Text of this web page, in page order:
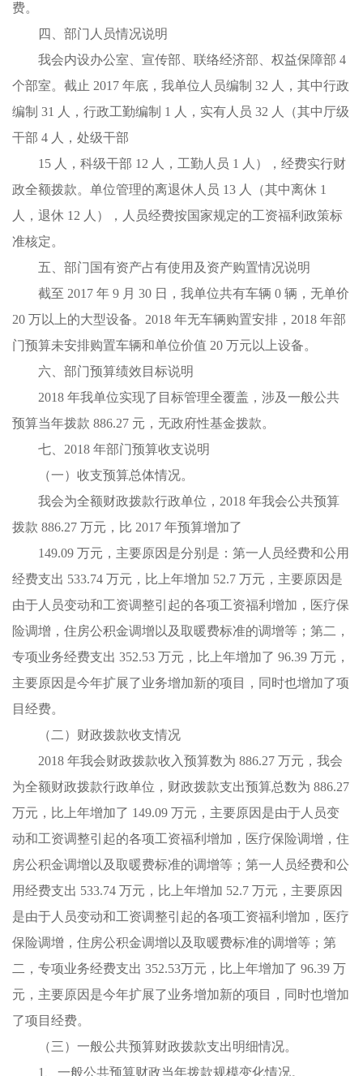
费。
四、部门人员情况说明
我会内设办公室、宣传部、联络经济部、权益保障部 4
个部室。截止 2017 年底，我单位人员编制 32 人，其中行政
编制 31 人，行政工勤编制 1 人，实有人员 32 人（其中厅级
干部 4 人，处级干部
15 人，科级干部 12 人，工勤人员 1 人），经费实行财
政全额拨款。单位管理的离退休人员 13 人（其中离休 1
人，退休 12 人），人员经费按国家规定的工资福利政策标
准核定。
五、部门国有资产占有使用及资产购置情况说明
截至 2017 年 9 月 30 日，我单位共有车辆 0 辆，无单价
20 万以上的大型设备。2018 年无车辆购置安排，2018 年部
门预算未安排购置车辆和单位价值 20 万元以上设备。
六、部门预算绩效目标说明
2018 年我单位实现了目标管理全覆盖，涉及一般公共
预算当年拨款 886.27 元，无政府性基金拨款。
七、2018 年部门预算收支说明
（一）收支预算总体情况。
我会为全额财政拨款行政单位，2018 年我会公共预算
拨款 886.27 万元，比 2017 年预算增加了
149.09 万元，主要原因是分别是：第一人员经费和公用
经费支出 533.74 万元，比上年增加 52.7 万元，主要原因是
由于人员变动和工资调整引起的各项工资福利增加，医疗保
险调增，住房公积金调增以及取暖费标准的调增等；第二，
专项业务经费支出 352.53 万元，比上年增加了 96.39 万元，
主要原因是今年扩展了业务增加新的项目，同时也增加了项
目经费。
（二）财政拨款收支情况
2018 年我会财政拨款收入预算数为 886.27 万元，我会
为全额财政拨款行政单位，财政拨款支出预算总数为 886.27
万元，比上年增加了 149.09 万元，主要原因是由于人员变
动和工资调整引起的各项工资福利增加，医疗保险调增，住
房公积金调增以及取暖费标准的调增等；第一人员经费和公
用经费支出 533.74 万元，比上年增加 52.7 万元，主要原因
是由于人员变动和工资调整引起的各项工资福利增加，医疗
保险调增，住房公积金调增以及取暖费标准的调增等；第
二，专项业务经费支出 352.53万元，比上年增加了 96.39 万
元，主要原因是今年扩展了业务增加新的项目，同时也增加
了项目经费。
（三）一般公共预算财政拨款支出明细情况。
1、一般公共预算财政当年拨款规模变化情况。